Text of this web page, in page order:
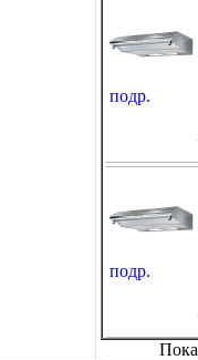
подр.
подр.